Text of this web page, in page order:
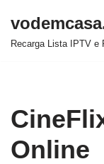
Pular
Recarga Lista IPTV e
Online